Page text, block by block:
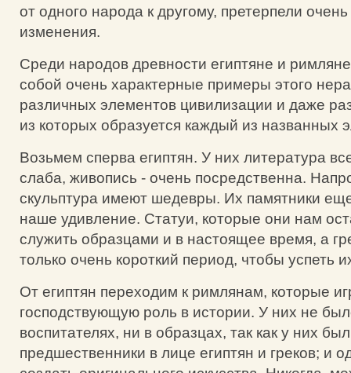
от одного народа к другому, претерпели
изменения.
Среди народов древности египтяне и
собой очень характерные примеры этого
различных элементов цивилизации и даже
из которых образуется каждый из названных
Возьмем сперва египтян. У них литература
слаба, живопись - очень посредственна.
скульптура имеют шедевры. Их памятники
наше удивление. Статуи, которые они нам
служить образцами и в настоящее время, а
только очень короткий период, чтобы успеть
От египтян переходим к римлянам, которые
господствующую роль в истории. У них не
воспитателях, ни в образцах, так как у них
предшественники в лице египтян и греков; и